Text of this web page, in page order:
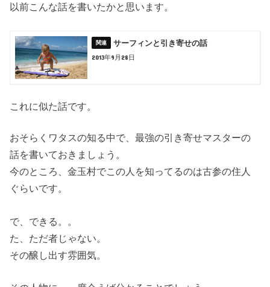
以前こんな話を書いたかと思います。
サーフィンと引き寄せの話
2013年9月28日
これに似た話です。
おそらくワタスの知る中で、最強の引き寄せマスターの
話を書いておきましょう。
今のところ、金玉村でこの人を知ってるのは古参の住人
ぐらいです。
で、できる。。
た、ただ者じゃない。
その醸し出す雰囲気。